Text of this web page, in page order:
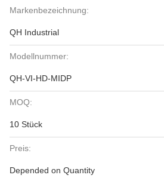
Markenbezeichnung:
QH Industrial
Modellnummer:
QH-VI-HD-MIDP
MOQ:
10 Stück
Preis:
Depended on Quantity